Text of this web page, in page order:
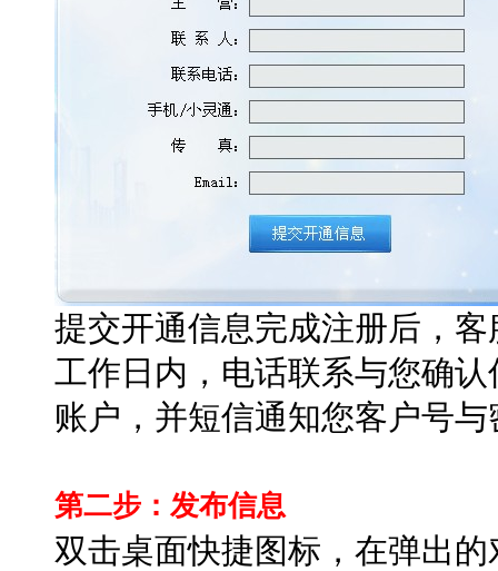
提交开通信息完成注册后，
工作日内，电话联系与您确
账户，并短信通知您客户号与
第二步：发布信息
双击桌面快捷图标，在弹出